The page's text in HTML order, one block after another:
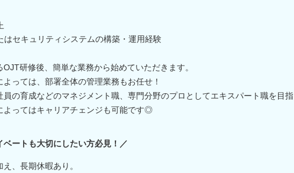
はセキュリティシステムの構築・運用経験
研修後、簡単な業務から始めていただきます。
っては、部署全体の管理業務もお任せ！
員の育成などのマネジメント職、専門分野のプロとしてエキスパート職を目指
よってはキャリアチェンジも可能です◎
ベートも大切にしたい方必見！／
、長期休暇あり。